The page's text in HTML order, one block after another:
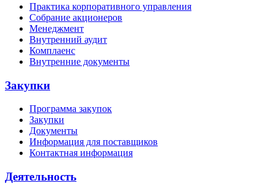
Практика корпоративного управления
Собрание акционеров
Менеджмент
Внутренний аудит
Комплаенс
Внутренние документы
Закупки
Программа закупок
Закупки
Документы
Информация для поставщиков
Контактная информация
Деятельность